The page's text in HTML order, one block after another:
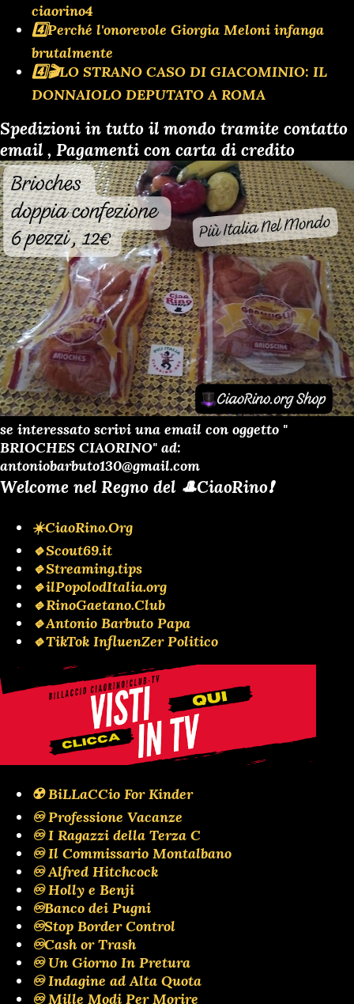
ciaorino4
4️⃣Perché l'onorevole Giorgia Meloni infanga
brutalmente
4️⃣🎬LO STRANO CASO DI GIACOMINIO: IL
DONNAIOLO DEPUTATO A ROMA
Spedizioni in tutto il mondo tramite contatto
email , Pagamenti con carta di credito
se interessato scrivi una email con oggetto "
BRIOCHES CIAORINO" ad:
antoniobarbuto130@gmail.com
Welcome nel Regno del 🎩CiaoRino❗️
☀️CiaoRino.Org
🔹Scout69.it
🔹Streaming.tips
🔹ilPopolodItalia.org
🔹RinoGaetano.Club
🔹Antonio Barbuto Papa
🔹TikTok InfluenZer Politico
☢️ BiLLaCCio For Kinder
♾️ Professione Vacanze
♾️ I Ragazzi della Terza C
♾️ Il Commissario Montalbano
♾️ Alfred Hitchcock
♾️ Holly e Benji
♾️Banco dei Pugni
♾️Stop Border Control
♾️Cash or Trash
♾️ Un Giorno In Pretura
♾️ Indagine ad Alta Quota
♾️ Mille Modi Per Morire